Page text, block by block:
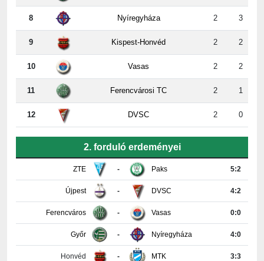
8 Nyíregyháza 2 3
9 Kispest-Honvéd 2 2
10 Vasas 2 2
11 Ferencvárosi TC 2 1
12 DVSC 2 0
2. forduló erdeményei
ZTE - Paks 5:2
Újpest - DVSC 4:2
Ferencváros - Vasas 0:0
Győr - Nyíregyháza 4:0
Honvéd - MTK 3:3